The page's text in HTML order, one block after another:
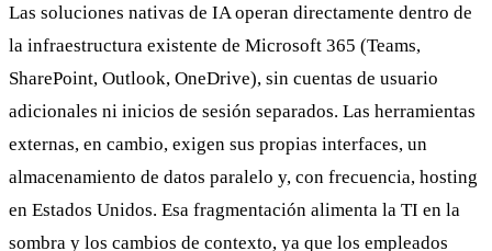
Las soluciones nativas de IA operan directamente dentro de
la infraestructura existente de Microsoft 365 (Teams,
SharePoint, Outlook, OneDrive), sin cuentas de usuario
adicionales ni inicios de sesión separados. Las herramientas
externas, en cambio, exigen sus propias interfaces, un
almacenamiento de datos paralelo y, con frecuencia, hosting
en Estados Unidos. Esa fragmentación alimenta la TI en la
sombra y los cambios de contexto, ya que los empleados